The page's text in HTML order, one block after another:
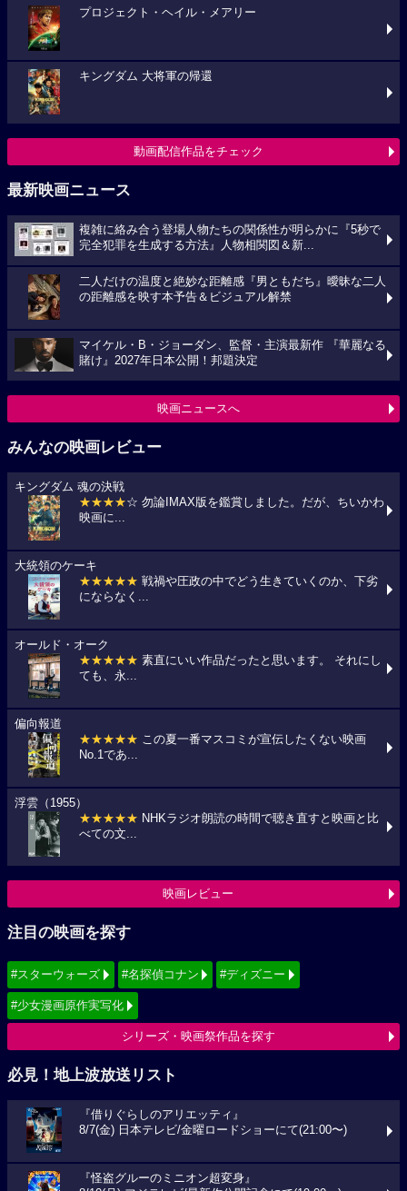
プロジェクト・ヘイル・メアリー
キングダム 大将軍の帰還
動画配信作品をチェック
最新映画ニュース
複雑に絡み合う登場人物たちの関係性が明らかに『5秒で
完全犯罪を生成する方法』人物相関図＆新...
二人だけの温度と絶妙な距離感『男ともだち』曖昧な二人
の距離感を映す本予告＆ビジュアル解禁
マイケル・B・ジョーダン、監督・主演最新作 『華麗なる
賭け』2027年日本公開！邦題決定
映画ニュースへ
みんなの映画レビュー
キングダム 魂の決戦
★★★★☆ 勿論IMAX版を鑑賞しました。だが、ちいかわ
映画に...
大統領のケーキ
★★★★★ 戦禍や圧政の中でどう生きていくのか、下劣
にならなく...
オールド・オーク
★★★★★ 素直にいい作品だったと思います。 それにし
ても、永...
偏向報道
★★★★★ この夏一番マスコミが宣伝したくない映画
No.1であ...
浮雲（1955）
★★★★★ NHKラジオ朗読の時間で聴き直すと映画と比
べての文...
映画レビュー
注目の映画を探す
#スターウォーズ #名探偵コナン #ディズニー
#少女漫画原作実写化
シリーズ・映画祭作品を探す
必見！地上波放送リスト
『借りぐらしのアリエッティ』
8/7(金) 日本テレビ/金曜ロードショーにて(21:00〜)
『怪盗グルーのミニオン超変身』